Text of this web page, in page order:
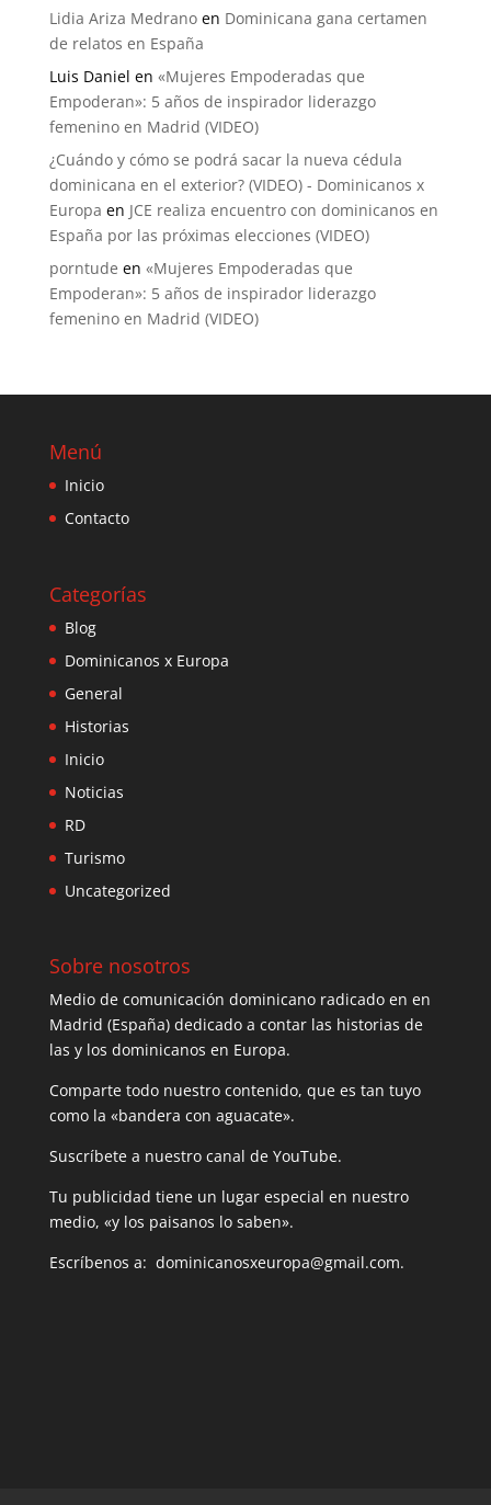
Lidia Ariza Medranoen Dominicana gana certamen
de relatos en España
Luis Daniel en «Mujeres Empoderadas que
Empoderan»: 5 años de inspirador liderazgo
femenino en Madrid (VIDEO)
¿Cuándo y cómo se podrá sacar la nueva cédula
dominicana en el exterior? (VIDEO) - Dominicanos x
Europa en JCE realiza encuentro con dominicanos en
España por las próximas elecciones (VIDEO)
porntude en «Mujeres Empoderadas que
Empoderan»: 5 años de inspirador liderazgo
femenino en Madrid (VIDEO)
Menú
Inicio
Contacto
Categorías
Blog
Dominicanos x Europa
General
Historias
Inicio
Noticias
RD
Turismo
Uncategorized
Sobre nosotros
Medio de comunicación dominicano radicado en en
Madrid (España) dedicado a contar las historias de
las y los dominicanos en Europa.
Comparte todo nuestro contenido, que es tan tuyo
como la «bandera con aguacate».
Suscríbete a nuestro canal de YouTube.
Tu publicidad tiene un lugar especial en nuestro
medio, «y los paisanos lo saben».
Escríbenos a: dominicanosxeuropa@gmail.com.